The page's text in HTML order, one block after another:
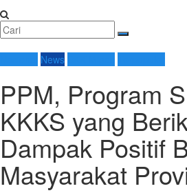
News
PPM, Program
KKKS yang
Dampak Positif
Masyarakat